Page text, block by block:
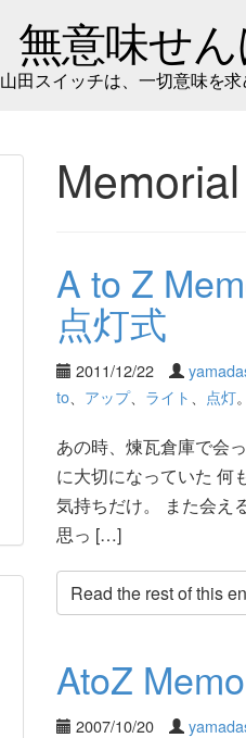
無意味せ
山田スイッチは、一切意味を
Memorial
A to Z
点灯式
2011/12/22
to、 アップ、 ライト 点灯。
あの時、煉瓦倉庫で会
に大切になっていた 何
気持ちだけ。 また会
思っ […]
Read the rest of this
AtoZ
2007/10/20